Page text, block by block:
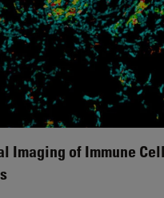
Imaging of Immune